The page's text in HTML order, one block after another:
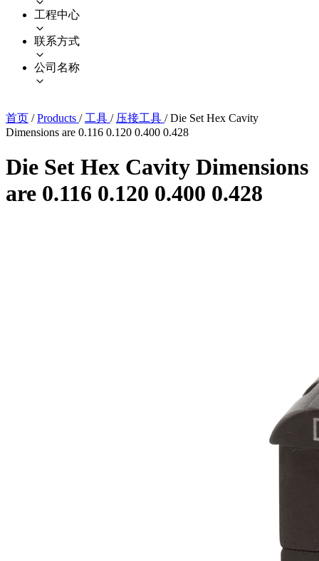
工程中心
联系方式
公司名称
首页 / Products / 工具 / 压接工具 / Die Set Hex Cavity
Dimensions are 0.116 0.120 0.400 0.428
Die Set Hex Cavity Dimensions
are 0.116 0.120 0.400 0.428